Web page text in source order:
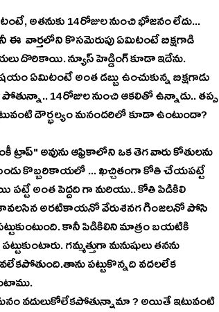
అతనుకు 14 రోజుల నుంచి భోజనం లేదు...
ఈ  వార్తలోని కొసమెరుపు ఏమిటంటే బిక్షగాడి
దొరికాయి. న్యూస్ హెడ్డింగ్ కూడా ఇదేను.
ఏమిటంటే అంత డబ్బు ఉంచుకున్న బిక్షగాడు
14 రోజుల నుంచి ఆకలితో ఉన్నాడు.. తప్ప
దౌర్భల్యం మనందరిలో కూడా ఉంటుందా?
కొబ్బరికాయలో ... ఖచ్చితంగా కోతి చేయపట్టే
పట్టే అంత పెద్దది గా మరియు.. కోతి పిడికిలి
కావలసిన అరటికాయనో వేరుశనగ గింజలనో పోసి
కానీ పిడికిలిని మాత్రం బయటికి
గమ్మత్తుగా మనుషులు తనను
పట్టుకొన్నది వదలలేక